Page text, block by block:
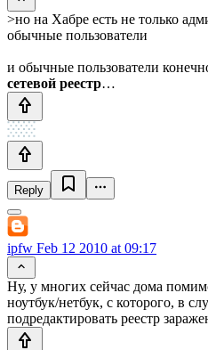
>но на Хабре есть не только
обычные пользователи
и обычные пользователи
сетевой реестр…
Reply
ipfw Feb 12 2010 at 09:17
Ну, у многих сейчас дома
ноутбук/нетбук, с которого, в
подредактировать реестр